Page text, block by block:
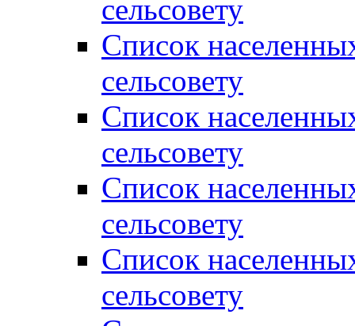
сельсовету
Список
сельсовету
Список
сельсовету
Список
сельсовету
Список
сельсовету